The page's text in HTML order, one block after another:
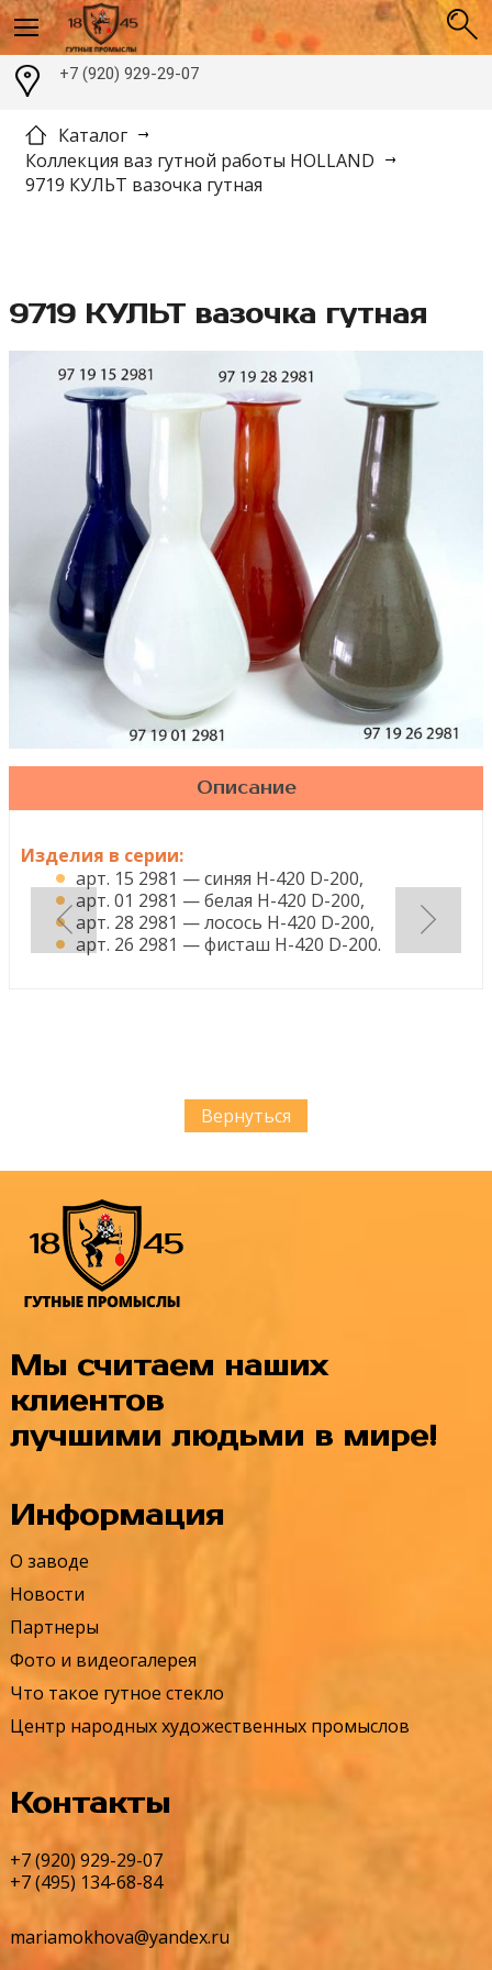
+7 (920) 929-29-07
Каталог
Коллекция ваз гутной работы HOLLAND
9719 КУЛЬТ вазочка гутная
9719 КУЛЬТ вазочка гутная
Описание
Изделия в серии:
арт. 15 2981 — синяя H-420 D-200,
арт. 01 2981 —белая Н-420 D-200,
арт. 28 2981 —лосось Н-420 D-200,
арт. 26 2981 —фисташ H-420 D-200.
Вернуться
Мы считаем наших
клиентов
лучшими людьми в мире!
Информация
О заводе
Новости
Партнеры
Фото и видеогалерея
Что такое гутное стекло
Центр народных художественных промыслов
Контакты
+7 (920) 929-29-07
+7 (495) 134-68-84
mariamokhova@yandex.ru